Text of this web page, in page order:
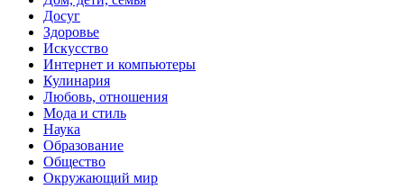
Досуг
Здоровье
Искусство
Интернет и компьютеры
Кулинария
Любовь, отношения
Мода и стиль
Наука
Образование
Общество
Окружающий мир